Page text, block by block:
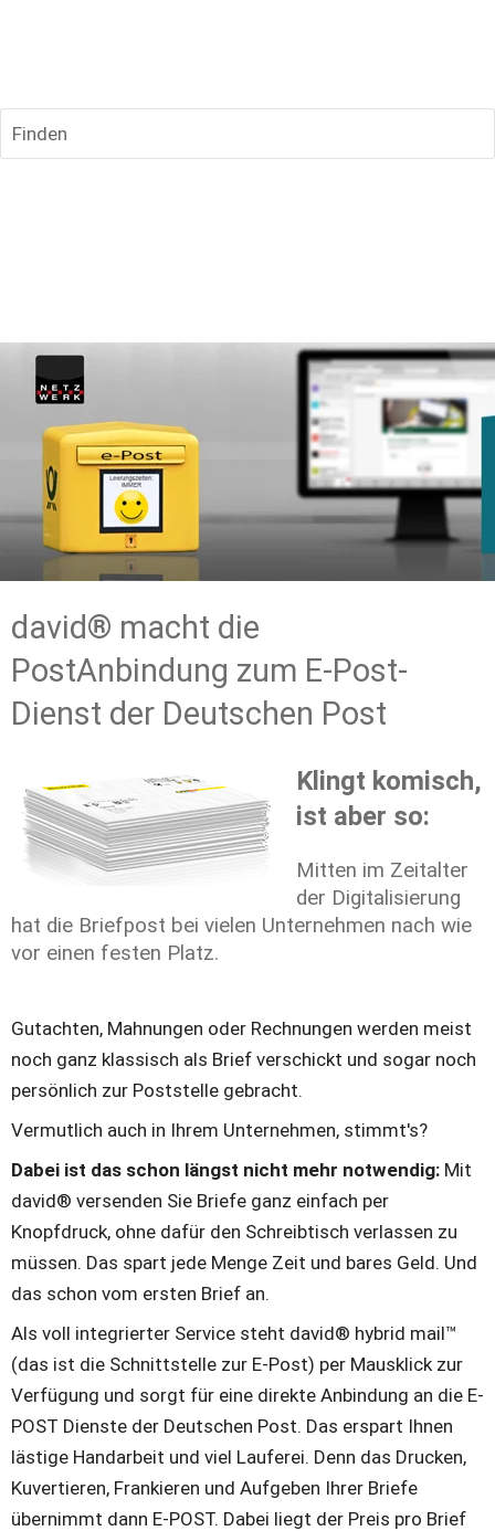
Finden
david® macht die
PostAnbindung zum E-Post-
Dienst der Deutschen Post
Klingt komisch,
ist aber so:
Mitten im Zeitalter
der Digitalisierung
hat die Briefpost bei vielen Unternehmen nach wie
vor einen festen Platz.
Gutachten, Mahnungen oder Rechnungen werden meist
noch ganz klassisch als Brief verschickt und sogar noch
persönlich zur Poststelle gebracht.
Vermutlich auch in Ihrem Unternehmen, stimmt's?
Dabei ist das schon längst nicht mehr notwendig: Mit
david® versenden Sie Briefe ganz einfach per
Knopfdruck, ohne dafür den Schreibtisch verlassen zu
müssen. Das spart jede Menge Zeit und bares Geld. Und
das schon vom ersten Brief an.
Als voll integrierter Service steht david® hybrid mail™
(das ist die Schnittstelle zur E-Post) per Mausklick zur
Verfügung und sorgt für eine direkte Anbindung an die E-
POST Dienste der Deutschen Post. Das erspart Ihnen
lästige Handarbeit und viel Lauferei. Denn das Drucken,
Kuvertieren, Frankieren und Aufgeben Ihrer Briefe
übernimmt dann E-POST. Dabei liegt der Preis pro Brief